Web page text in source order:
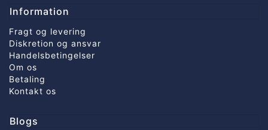
Information
Fragt og levering
Diskretion og ansvar
Handelsbetingelser
Om os
Betaling
Kontakt os
Blogs